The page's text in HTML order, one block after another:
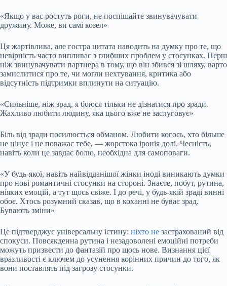
«Якщо у вас ростуть роги, не поспішайте звинувачувати
дружину. Може, ви самі козел»
Ця жартівлива, але гостра цитата наводить на думку про те, що
невірність часто випливає з глибших проблем у стосунках. Перш
ніж звинувачувати партнера в тому, що він збився зі шляху, варто
замислитися про те, чи могли нехтування, критика або
відсутність підтримки вплинути на ситуацію.
«Сильніше, ніж зрад, я боюся тільки не дізнатися про зради.
Жахливо любити людину, яка цього вже не заслуговує»
Біль від зради посилюється обманом. Любити когось, хто більше
не цінує і не поважає тебе, — жорстока іронія долі. Чесність,
навіть коли це завдає болю, необхідна для самоповаги.
«У будь-якої, навіть найвідданішої жінки іноді виникають думки
про нові романтичні стосунки на стороні. Знаєте, побут, рутина,
ніяких емоцій, а тут щось свіже. І до речі, у будь-якій зраді винні
обоє. Хтось розумний сказав, що в коханні не буває зрад.
Бувають зміни»
Це підтверджує універсальну істину: ніхто не застрахований від
спокуси. Повсякденна рутина і незадоволені емоційні потреби
можуть призвести до фантазій про щось нове. Визнання цієї
вразливості є ключем до усунення корінних причин до того, як
вони поставлять під загрозу стосунки.